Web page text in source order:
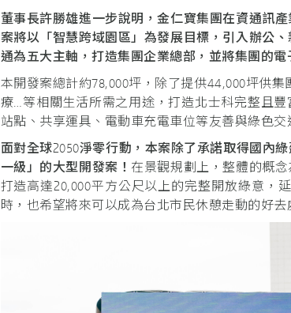
董事長許勝雄進一步說明，金仁寶集團在資通訊
案將以「智慧跨域園區」為發展目標，引入辦公
通為五大主軸，打造集團企業總部，並將集團的電
本開發案總計約78,000坪，除了提供44,000坪供
療…等相關生活所需之用途，打造北士科完整且
站點、共享運具、電動車充電車位等友善與綠色交
面對全球2050淨零行動，本案除了承諾取得國內
一級」的大型開發案！ 在景觀規劃上，整體的概
打造高達20,000平方公尺以上的完整開放綠意，
時，也希望將來可以成為台北市民休憩走動的好